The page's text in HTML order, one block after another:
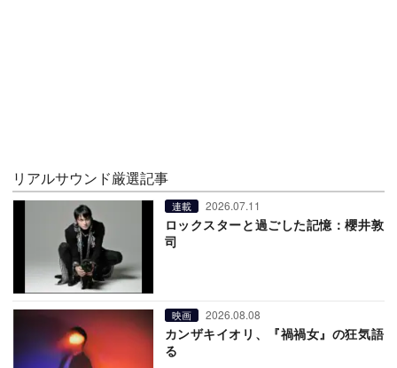
リアルサウンド厳選記事
連載 2026.07.11
ロックスターと過ごした記憶：櫻井敦
司
映画 2026.08.08
カンザキイオリ、『禍禍女』の狂気語
る